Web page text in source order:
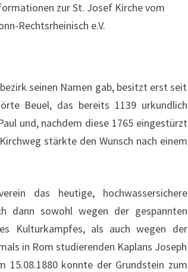
zur St. Josef Kirche vom
Rechtsrheinisch e.V.
seinen Namen gab, besitzt erst seit
Beuel, das bereits 1139 urkundlich
und, nachdem diese 1765 eingestürzt
stärkte den Wunsch nach einem
das heutige, hochwassersichere
dann sowohl wegen der gespannten
Kulturkampfes, als auch wegen der
in Rom studierenden Kaplans Joseph
15.08.1880 konnte der Grundstein zum